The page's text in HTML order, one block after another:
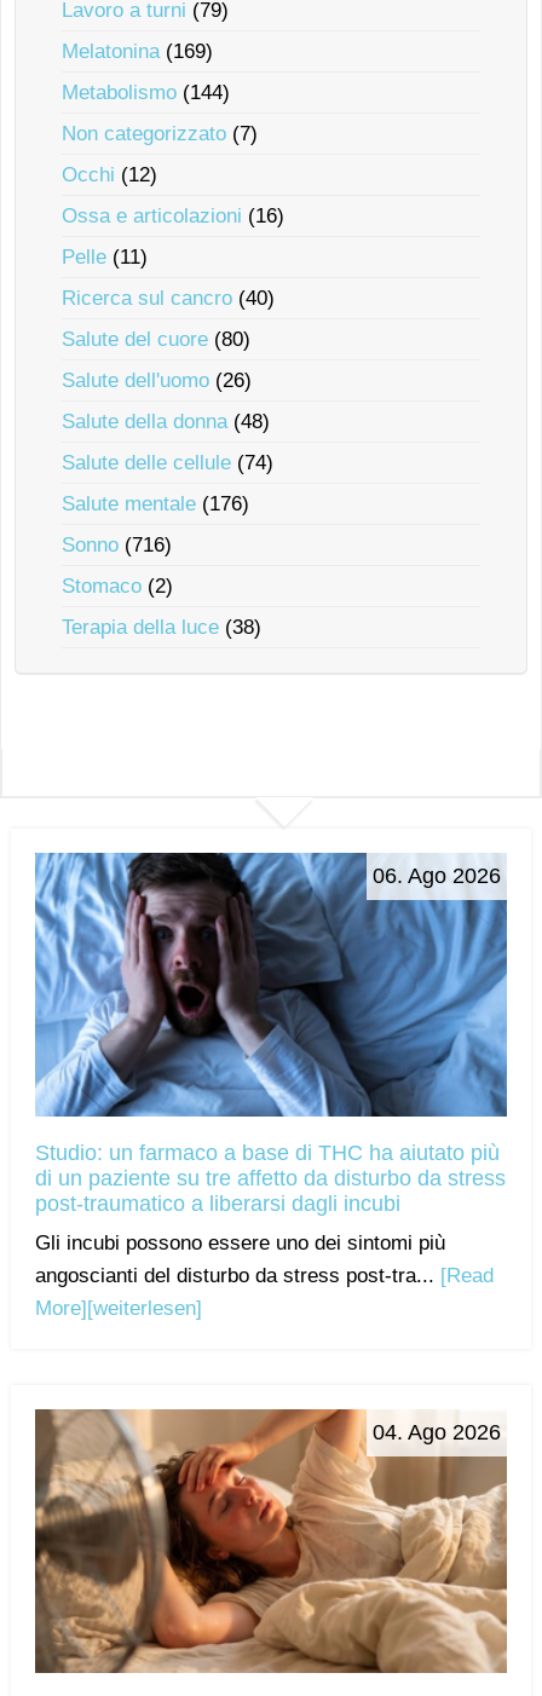
Lavoro a turni (79)
Melatonina(169)
Metabolismo (144)
Non categorizzato (7)
Occhi (12)
Ossa e articolazioni (16)
Pelle (11)
Ricerca sul cancro (40)
Salute del cuore (80)
Salute dell'uomo (26)
Salute della donna(48)
Salute delle cellule (74)
Salute mentale (176)
Sonno (716)
Stomaco (2)
Terapia della luce (38)
06. Ago 2026
Studio: un farmaco a base di THC ha aiutato più
di un paziente su tre affetto da disturbo da stress
post-traumatico a liberarsi dagli incubi
Gli incubi possono essere uno dei sintomi più
angoscianti del disturbo da stress post-tra... [Read
More][weiterlesen]
04. Ago 2026